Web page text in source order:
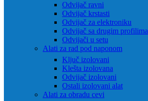
Odvijač ravni
Odvijač krstasti
Odvijač za elektroniku
Odvijač sa drugim profilima
Odvijači u setu
Alati za rad pod naponom
Ključ izolovani
Klešta izolovana
Odvijač izolovani
Ostali izolovani alat
Alati za obradu cevi